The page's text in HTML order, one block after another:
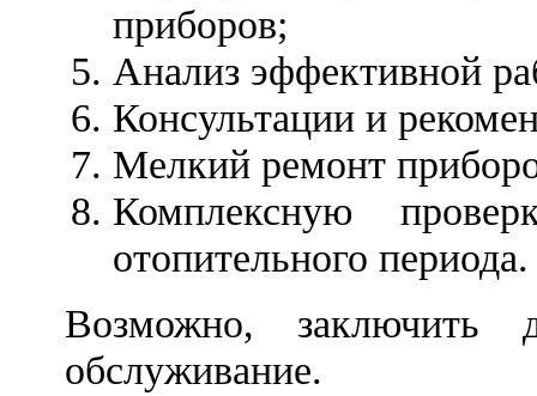
приборов;
Анализ эффективной
Консультации и
Мелкий ремонт
Комплексную
отопительного периода.
Возможно, заключить
обслуживание.